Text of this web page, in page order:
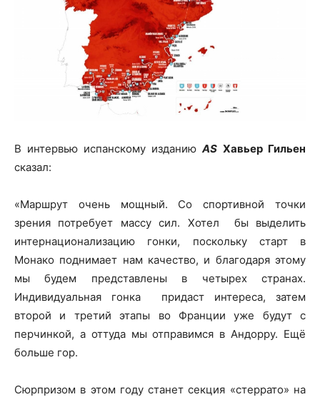
В интервью испанскому изданию AS Хавьер Гильен
сказал:
«Маршрут очень мощный. Со спортивной точки
зрения потребует массу сил. Хотел бы выделить
интернационализацию гонки, поскольку старт в
Монако поднимает нам качество, и благодаря этому
мы будем представлены в четырех странах.
Индивидуальная гонка придаст интереса, затем
второй и третий этапы во Франции уже будут с
перчинкой, а оттуда мы отправимся в Андорру. Ещё
больше гор.
Сюрпризом в этом году станет секция «стеррато» на